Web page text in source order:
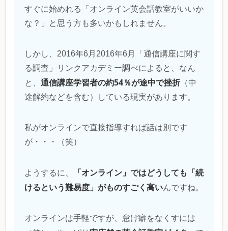
すぐに始めれる「オンライン英会話教室がいいか
な？」と思う方も多いかもしれません。
しかし、2016年6月2016年6月「通信講座に関す
る調査」リンクアカデミー調べによると、なん
と、 通信講座学習者の約54％が途中で挫折 （中
途解約などを含む）している現実があります。
私がオンラインで直接指導すれば話は別です
が・・・（笑）
ようするに、
「オンライン」ではどうしても「続
けるという難易度」がものすごく高いんですね。
オンラインは手軽ですが、怠け癖をなくすには